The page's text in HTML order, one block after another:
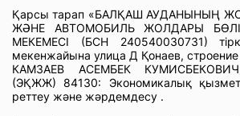
Қарсы тарап «БАЛҚАШ АУДАНЫНЫҢ
ЖӘНЕ АВТОМОБИЛЬ ЖОЛДАРЫ
МЕКЕМЕСІ (БСН 240540030731)
мекенжайына улица Д Қонаев,
КАМЗАЕВ АСЕМБЕК КУМИСБЕКОВИЧ,
(ЭҚЖЖ) 84130: Экономикалық
реттеу және жәрдемдесу .